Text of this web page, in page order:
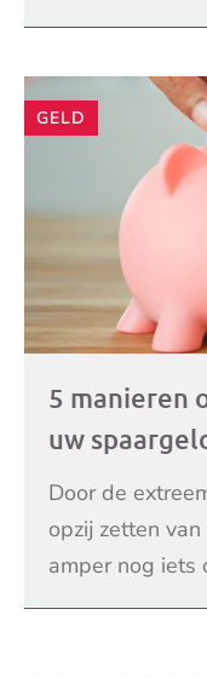
werknemers
LEES VERDER
GELD
5 manieren
uw
Door de
opzij zetten
amper nog iets
handige tips
LEES VERDER